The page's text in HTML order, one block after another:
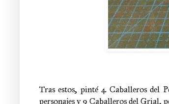
Tras estos, pinté 4 Caballeros del
personajes y 9 Caballeros del Grial,